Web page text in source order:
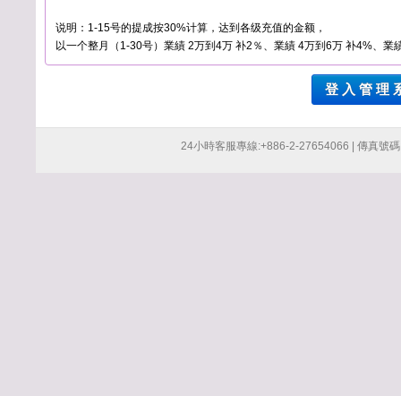
说明：1-15号的提成按30%计算，达到各级充值的金额，
以一个整月（1-30号）業績 2万到4万 补2％、業績 4万到6万 补4%、業
登 入 管 理
24小時客服專線:+886-2-27654066 | 傳真號